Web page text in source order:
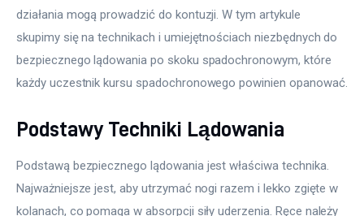
Więcej
działania mogą prowadzić do kontuzji. W tym artykule
skupimy się na technikach i umiejętnościach niezbędnych do
bezpiecznego lądowania po skoku spadochronowym, które
każdy uczestnik kursu spadochronowego powinien opanować.
Podstawy Techniki Lądowania
Podstawą bezpiecznego lądowania jest właściwa technika.
Najważniejsze jest, aby utrzymać nogi razem i lekko zgięte w
kolanach, co pomaga w absorpcji siły uderzenia. Ręce należy